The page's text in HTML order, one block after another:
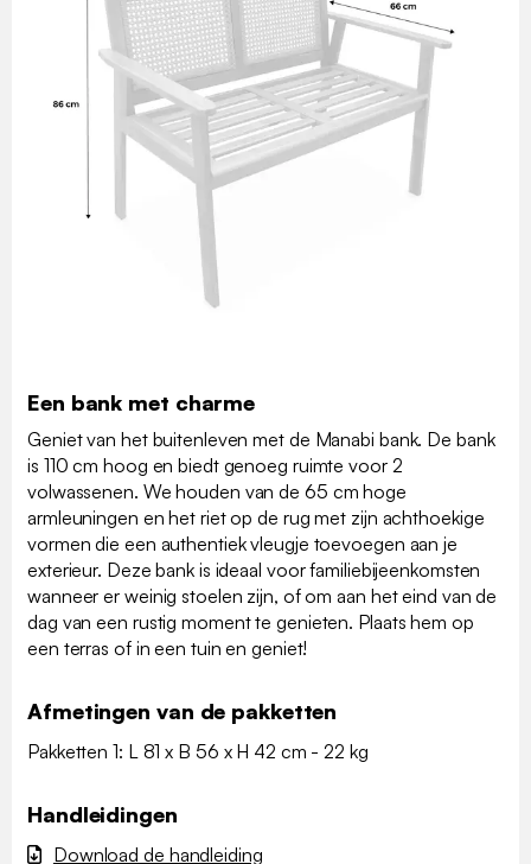
Een bank met charme
Geniet van het buitenleven met de Manabi bank. De bank
is 110 cm hoog en biedt genoeg ruimte voor 2
volwassenen. We houden van de 65 cm hoge
armleuningen en het riet op de rug met zijn achthoekige
vormen die een authentiek vleugje toevoegen aan je
exterieur. Deze bank is ideaal voor familiebijeenkomsten
wanneer er weinig stoelen zijn, of om aan het eind van de
dag van een rustig moment te genieten. Plaats hem op
een terras of in een tuin en geniet!
Afmetingen van de pakketten
Pakketten 1: L 81 x B 56 x H 42 cm - 22 kg
Handleidingen
Download de handleiding